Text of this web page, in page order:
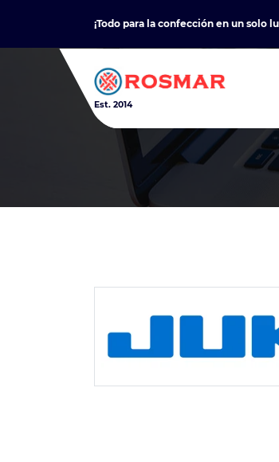
content
¡Todo para la confección en un solo
Est. 2014